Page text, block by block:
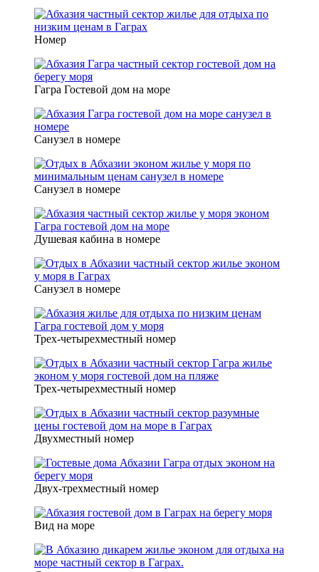
Номер
Гагра Гостевой дом на море
Санузел в номере
Санузел в номере
Душевая кабина в номере
Санузел в номере
Трех-четырехместный номер
Трех-четырехместный номер
Двухместный номер
Двух-трехместный номер
Вид на море